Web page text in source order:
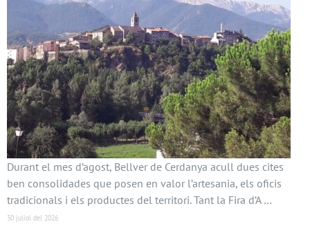
Durant el mes d’agost, Bellver de Cerdanya acull dues cites
ben consolidades que posen en valor l’artesania, els oficis
tradicionals i els productes del territori. Tant la Fira d’A …
30 juliol del 2026